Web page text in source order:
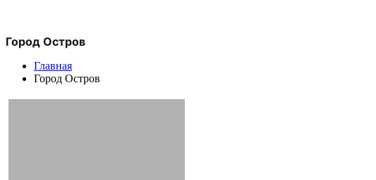
Город Остров
Главная
Город Остров